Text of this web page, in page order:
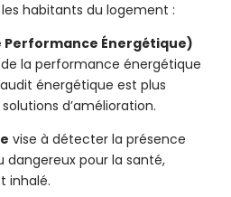
habitants du logement :
Performance Énergétique)
la performance énergétique
audit énergétique est plus
d’amélioration.
vise à détecter la présence
dangereux pour la santé,
inhalé.